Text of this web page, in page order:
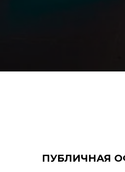
ПУБЛИЧНАЯ